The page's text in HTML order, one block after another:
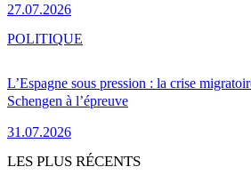
27.07.2026
L’Espagne sous pression : la crise
Schengen à l’épreuve
31.07.2026
POLITIQUE
LES PLUS RÉCENTS